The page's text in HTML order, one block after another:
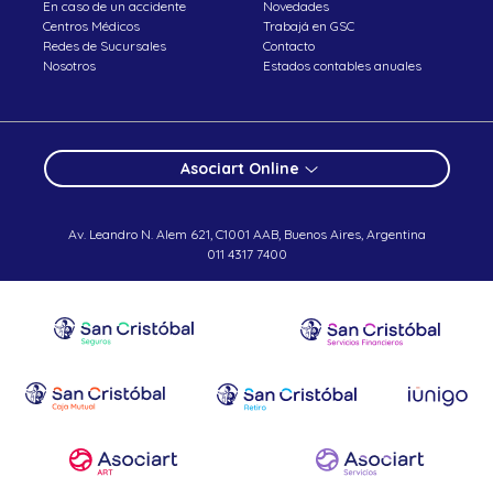
En caso de un accidente
Centros Médicos
Redes de Sucursales
Nosotros
Novedades
Trabajá en GSC
Contacto
Estados contables anuales
Asociart Online
Av. Leandro N. Alem 621, C1001 AAB, Buenos Aires, Argentina
011 4317 7400